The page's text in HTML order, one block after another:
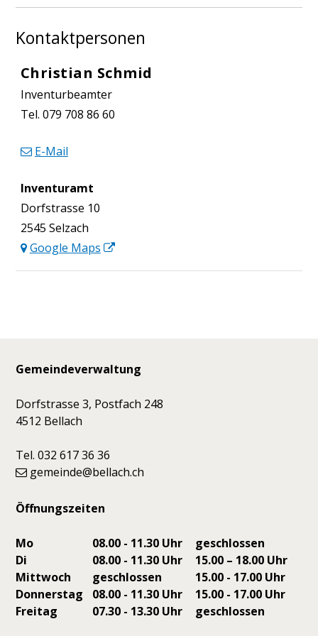
Kontaktpersonen
Christian Schmid
Funktion
Inventurbeamter
Tel. 079 708 86 60
E-Mail
Inventuramt
Dorfstrasse 10
2545 Selzach
Google Maps
Footer
Gemeindeverwaltung
Dorfstrasse 3, Postfach 248
4512 Bellach
Tel. 032 617 36 36
gemeinde@bellach.ch
Öffnungszeiten
Mo 08.00 - 11.30 Uhr
geschlossen
Di
08.00 - 11.30 Uhr
15.00 – 18.00 Uhr
Mittwoch
geschlossen
15.00 - 17.00 Uhr
Donnerstag
08.00 - 11.30 Uhr
15.00 - 17.00 Uhr
Freitag
07.30 - 13.30 Uhr geschlossen